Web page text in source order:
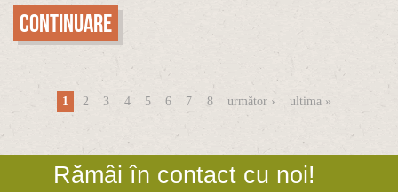
Continuare
Pagini
1 2 3 4 5 6 7 8 următor › ultima »
Rămâi în contact cu noi!